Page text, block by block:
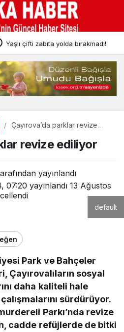
Yaşlı çifti zabıta yolda bırakmadı!
Çayırova’da parklar revize
revize ediliyor
yayınlandı
07:20 yayınlandı 13 Ağustos
default
Park ve Bahçeler
Çayırovalıların sosyal
daha kaliteli hale
sürdürüyor.
Parkı’nda revize
cadde refüjlerde de bitki